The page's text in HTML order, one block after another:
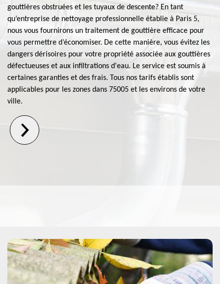
gouttières obstruées et les tuyaux de descente? En tant
qu’entreprise de nettoyage professionnelle établie à Paris 5,
nous vous fournirons un traitement de gouttière efficace pour
vous permettre d’économiser. De cette manière, vous évitez les
dangers dérisoires pour votre propriété associée aux gouttières
défectueuses et aux infiltrations d'eau. Le service est soumis à
certaines garanties et des frais. Tous nos tarifs établis sont
applicables pour les zones dans 75005 et les environs de votre
ville.